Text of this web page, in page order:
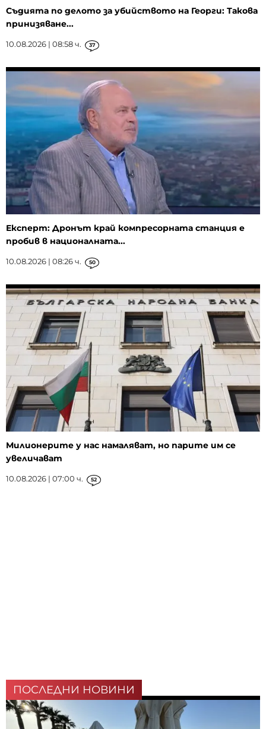
Съдията по делото за убийството на Георги: Такова
принизяване...
10.08.2026 | 08:58 ч. 37
Експерт: Дронът край компресорната станция е
пробив в националната...
10.08.2026 | 08:26 ч. 50
Милионерите у нас намаляват, но парите им се
увеличават
10.08.2026 | 07:00 ч. 52
ПОСЛЕДНИ НОВИНИ